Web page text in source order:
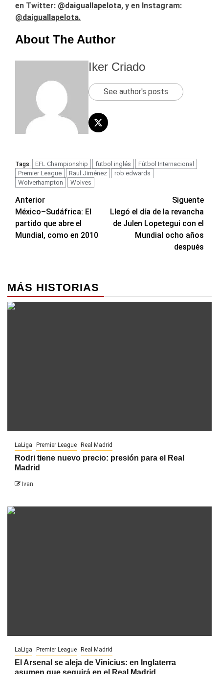
en Twitter: @daiguallapelota, y en Instagram:
@daiguallapelota.
About The Author
Iker Criado
See author's posts
Tags: EFL Championship futbol inglés
Fútbol Internacional
Premier League
Raul Jiménez
rob edwards
Wolverhampton
Wolves
Navegación
de
entradas
Anterior
México–Sudáfrica: El
partido que abre el
Mundial, como en 2010
Siguente
Llegó el día de la revancha
de Julen Lopetegui con el
Mundial ocho años
después
MÁS HISTORIAS
LaLiga Premier League Real Madrid
Rodri tiene nuevo precio: presión para el Real
Madrid
Ivan
LaLiga Premier League Real Madrid
El Arsenal se aleja de Vinicius: en Inglaterra
asumen que seguirá en el Real Madrid